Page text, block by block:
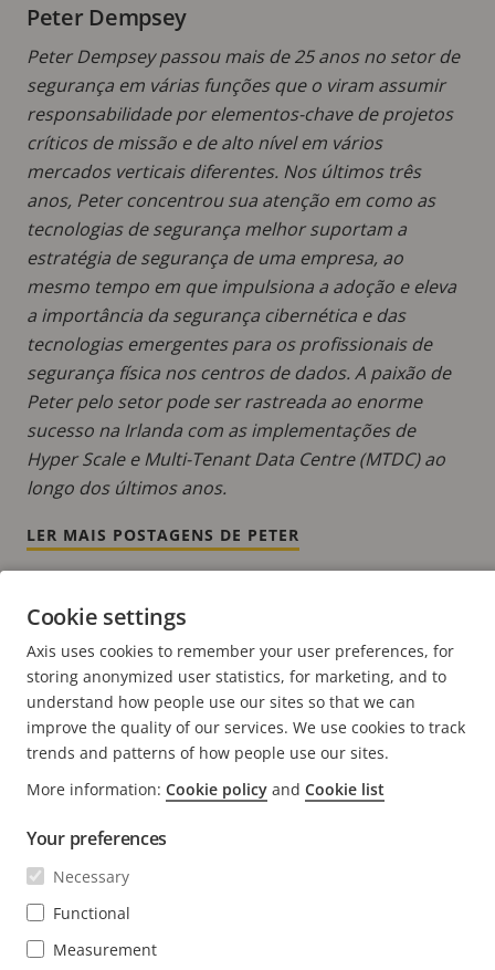
Peter Dempsey
Peter Dempsey passou mais de 25 anos no setor de
segurança em várias funções que o viram assumir
responsabilidade por elementos-chave de projetos
críticos de missão e de alto nível em vários
mercados verticais diferentes. Nos últimos três
anos, Peter concentrou sua atenção em como as
tecnologias de segurança melhor suportam a
estratégia de segurança de uma empresa, ao
mesmo tempo em que impulsiona a adoção e eleva
a importância da segurança cibernética e das
tecnologias emergentes para os profissionais de
segurança física nos centros de dados. A paixão de
Peter pelo setor pode ser rastreada ao enorme
sucesso na Irlanda com as implementações de
Hyper Scale e Multi-Tenant Data Centre (MTDC) ao
longo dos últimos anos.
LER MAIS POSTAGENS DE PETER
FOOTER
CONTATO
Fale conosco
Experience Center
NOTÍCIAS E HISTÓRIAS
Histórias de clientes
Life at Axis
Engineering at Axis
ASSINAR
BRASIL / PORTUGUÊS SALA DE IMPRENSA
Cookie settings
Axis uses cookies to remember your user preferences, for
storing anonymized user statistics, for marketing, and to
understand how people use our sites so that we can
improve the quality of our services. We use cookies to track
trends and patterns of how people use our sites.
More information: Cookie policy and Cookie list
Your preferences
Necessary
Functional
Measurement